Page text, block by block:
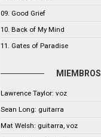
09. Good Grief
10. Back of My Mind
11. Gates of Paradise
MIEMBROS
Lawrence Taylor: voz
Sean Long: guitarra
Mat Welsh: guitarra, voz